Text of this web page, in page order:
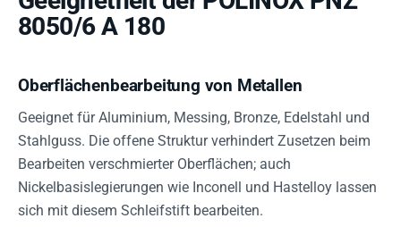
8050/6 A 180
Oberflächenbearbeitung von Metallen
Geeignet für Aluminium, Messing, Bronze, Edelstahl und
Stahlguss. Die offene Struktur verhindert Zusetzen beim
Bearbeiten verschmierter Oberflächen; auch
Nickelbasislegierungen wie Inconell und Hastelloy lassen
sich mit diesem Schleifstift bearbeiten.